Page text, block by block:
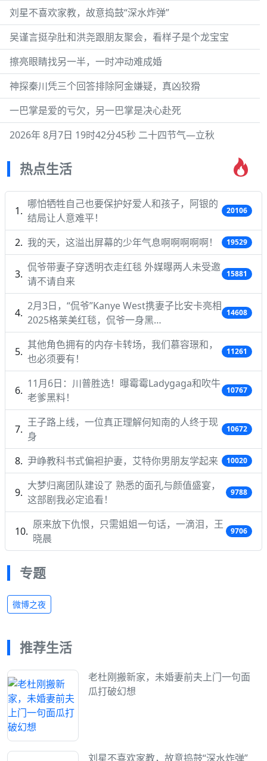
刘星不喜欢家教，故意捣鼓“深水炸弹”
吴谨言挺孕肚和洪尧跟朋友聚会，看样子是个龙宝宝
擦亮眼睛找另一半，一时冲动难成婚
神探秦川凭三个回答排除阿金嫌疑，真凶狡猾
一巴掌是爱的亏欠，另一巴掌是决心赴死
2026年 8月7日 19时42分45秒 二十四节气—立秋
热点生活
哪怕牺牲自己也要保护好爱人和孩子，阿银的
结局让人意难平！
20106
我的天，这溢出屏幕的少年气息啊啊啊啊啊！ 19529
侃爷带妻子穿透明衣走红毯 外媒曝两人未受邀
请不请自来
15881
2月3日，“侃爷”Kanye West携妻子比安卡亮相
2025格莱美红毯，侃爷一身黑…
14608
其他角色拥有的内存卡转场，我们慕容璟和，
也必须要有！
11261
11月6日：川普胜选！曝霉霉Ladygaga和吹牛
老爹黑料！
10767
王子路上线，一位真正理解何知南的人终于现
身
10672
尹峥教科书式偏袒护妻，艾特你男朋友学起来 10020
大梦归离团队建设了 熟悉的面孔与颜值盛宴，
这部剧我必定追看！
9788
原来放下仇恨，只需姐姐一句话，一滴泪，王
晓晨
9706
专题
微博之夜
推荐生活
老杜刚搬新家，未婚妻前夫上门一句面
瓜打破幻想
刘星不喜欢家教，故意捣鼓“深水炸弹”